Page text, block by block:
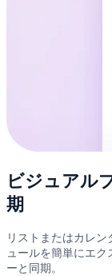
ビジュアル
期
リストまたはカレ
ュールを簡単にエク
ーと同期。